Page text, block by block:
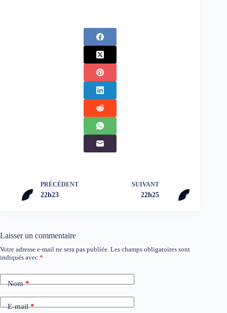
PRÉCÉDENT
22h23
SUIVANT
22h25
Laisser un commentaire
Votre adresse e-mail ne sera pas publiée. Les champs obligatoires sont
indiqués avec *
Nom*
E-mail*